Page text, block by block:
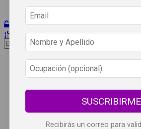
Iniciar Sesión
¡Suscribete! BeneficiosWiP
Buscar:
Síguenos
SUSCRIBIRME
Recibirás un correo para